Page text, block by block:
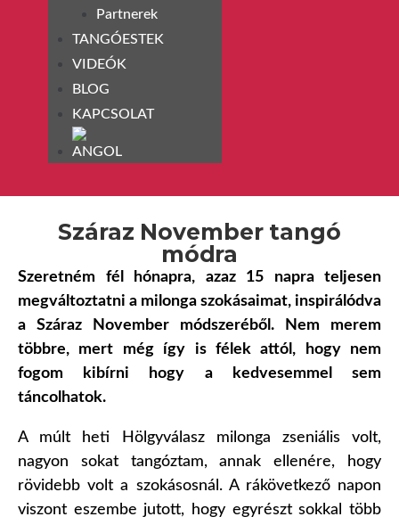
Partnerek
TANGÓESTEK
VIDEÓK
BLOG
KAPCSOLAT
Száraz November tangó
módra
Szeretném fél hónapra, azaz 15 napra teljesen
megváltoztatni a milonga szokásaimat, inspirálódva
a Száraz November módszeréből. Nem merem
többre, mert még így is félek attól, hogy nem
fogom kibírni hogy a kedvesemmel sem
táncolhatok.
A múlt heti Hölgyválasz milonga zseniális volt,
nagyon sokat tangóztam, annak ellenére, hogy
rövidebb volt a szokásosnál. A rákövetkező napon
viszont eszembe jutott, hogy egyrészt sokkal több